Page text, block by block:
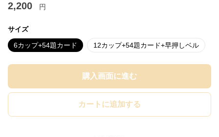
2,200 円
サイズ
6カップ+54題カード 12カップ+54題カード+早押しベル
購入画面に進む
カートに追加する